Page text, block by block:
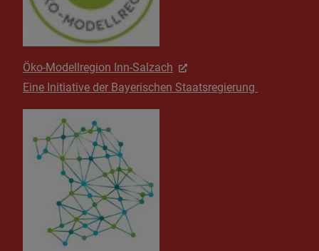
Öko-Modellregion Inn-Salzach
Eine Initiative der Bayerischen Staatsregierung